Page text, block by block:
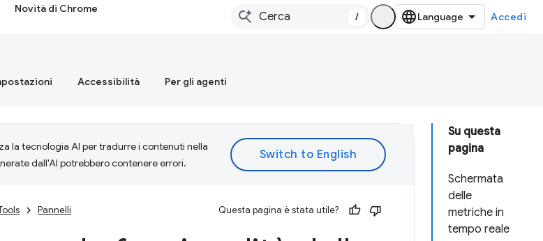
Novità di Chrome
/ Accedi
Accessibilità Per gli agenti
Su questa
pagina
Schermata
delle
metriche in
tempo reale
la tecnologia AI per tradurre i contenuti nella
dall'AI potrebbero contenere errori.
Pannelli Questa pagina è stata utile?